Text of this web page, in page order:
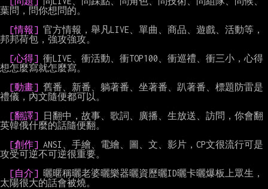
葉問，問你想問的。
[情報] 官方情報，舉凡LIVE、單曲、商品、遊戲、活動等，
邦邦荷包，強攻強攻。
[心得] 衝LIVE、衝活動、衝TOP100、衝巡禮、衝三小，心得
想怎麼寫就怎麼寫。
[動畫] 舊番、新番、躺著番、坐著番、趴著番、標題防雷是
禮儀，內文隨便都可以。
[翻譯]
日翻中，故事、歌詞、廣播、生放送、訪問，你會翻
英韓俄什麼的話隨便翻。
[創作] ANSI、手繪、電繪、圖、文、影片，CP文很流行可是
攻受可逆不可逆很重要。
[自介] 曬暱稱曬老婆曬樂器曬資歷曬ID曬卡曬爆板上眾生，
太陽很大的話會被燒。